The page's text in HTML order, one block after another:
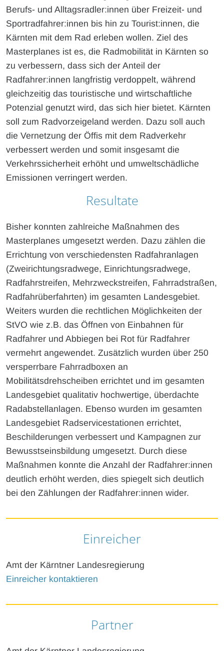
Berufs- und Alltagsradler:innen über Freizeit- und
Sportradfahrer:innen bis hin zu Tourist:innen, die
Kärnten mit dem Rad erleben wollen. Ziel des
Masterplanes ist es, die Radmobilität in Kärnten so
zu verbessern, dass sich der Anteil der
Radfahrer:innen langfristig verdoppelt, während
gleichzeitig das touristische und wirtschaftliche
Potenzial genutzt wird, das sich hier bietet. Kärnten
soll zum Radvorzeigeland werden. Dazu soll auch
die Vernetzung der Öffis mit dem Radverkehr
verbessert werden und somit insgesamt die
Verkehrssicherheit erhöht und umweltschädliche
Emissionen verringert werden.
Resultate
Bisher konnten zahlreiche Maßnahmen des
Masterplanes umgesetzt werden. Dazu zählen die
Errichtung von verschiedensten Radfahranlagen
(Zweirichtungsradwege, Einrichtungsradwege,
Radfahrstreifen, Mehrzweckstreifen, Fahrradstraßen,
Radfahrüberfahrten) im gesamten Landesgebiet.
Weiters wurden die rechtlichen Möglichkeiten der
StVO wie z.B. das Öffnen von Einbahnen für
Radfahrer und Abbiegen bei Rot für Radfahrer
vermehrt angewendet. Zusätzlich wurden über 250
versperrbare Fahrradboxen an
Mobilitätsdrehscheiben errichtet und im gesamten
Landesgebiet qualitativ hochwertige, überdachte
Radabstellanlagen. Ebenso wurden im gesamten
Landesgebiet Radservicestationen errichtet,
Beschilderungen verbessert und Kampagnen zur
Bewusstseinsbildung umgesetzt. Durch diese
Maßnahmen konnte die Anzahl der Radfahrer:innen
deutlich erhöht werden, dies spiegelt sich deutlich
bei den Zählungen der Radfahrer:innen wider.
Einreicher
Amt der Kärntner Landesregierung
Einreicher kontaktieren
Partner